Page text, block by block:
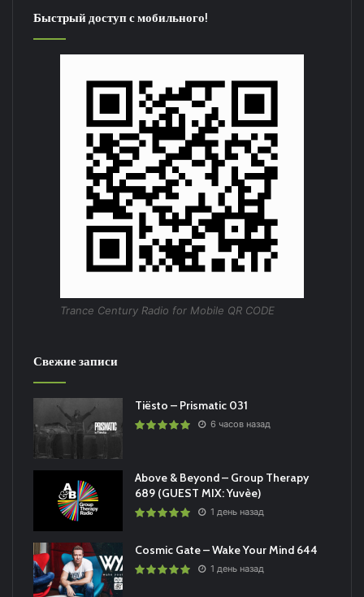
Быстрый доступ с мобильного!
Trance Century Radio for Mobile QR CODE
Свежие записи
Tiësto – Prismatic 031
6 часов назад
Above & Beyond – Group Therapy
689 (GUEST MIX: Yuvèe)
1 день назад
Cosmic Gate – Wake Your Mind 644
1 день назад